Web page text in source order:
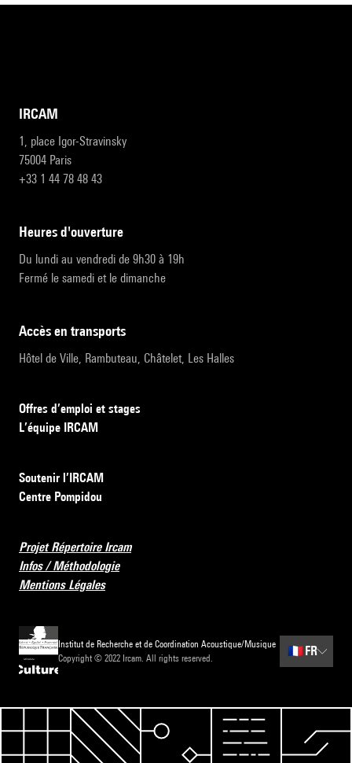
IRCAM
1, place Igor-Stravinsky
75004 Paris
+33 1 44 78 48 43
heures d'ouverture
Du lundi au vendredi de 9h30 à 19h
Fermé le samedi et le dimanche
accès en transports
Hôtel de Ville, Rambuteau, Châtelet, Les Halles
Offres d’emploi et stages
L’équipe IRCAM
Soutenir l’IRCAM
Centre Pompidou
Projet Répertoire Ircam
Infos / Méthodologie
Mentions Légales
Institut de Recherche et de Coordination Acoustique/Musique
Copyright © 2022 Ircam. All rights reserved.
🇫🇷 FR